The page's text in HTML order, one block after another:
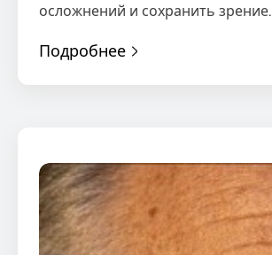
осложнений и сохранить зрение.
Подробнее